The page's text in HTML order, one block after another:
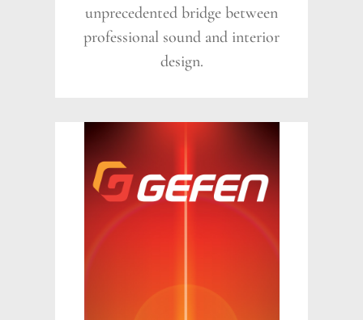
unprecedented bridge between
professional sound and interior
design.